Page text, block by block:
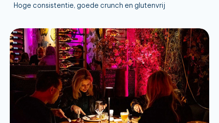
Hoge consistentie, goede crunch en glutenvrij